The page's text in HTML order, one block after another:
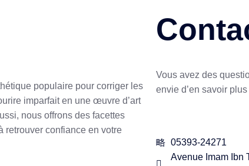
populaire pour corriger les
imparfait en une œuvre d’art
nous offrons des facettes
retrouver confiance en votre
Vous avez des
envie d’en savoir
05393-24271
Avenue Imam Ibn